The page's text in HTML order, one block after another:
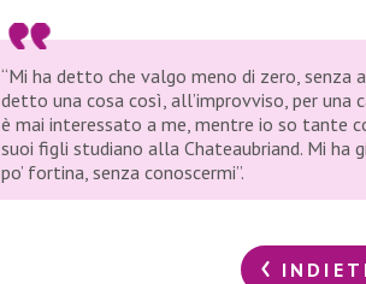
“Mi ha detto che valgo meno di zero, senza
detto una cosa così, all’improvviso, per una
è mai interessato a me, mentre io so tante
suoi figli studiano alla Chateaubriand. Mi ha
po’ fortina, senza conoscermi”.